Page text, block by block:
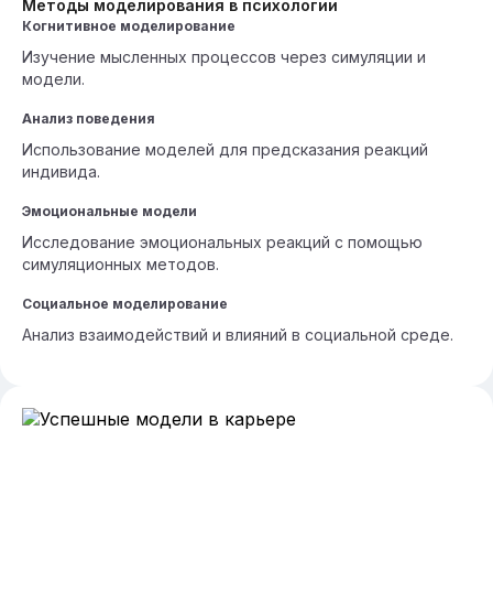
Методы моделирования в психологии
Когнитивное моделирование
Изучение мысленных процессов через симуляции и
модели.
Анализ поведения
Использование моделей для предсказания реакций
индивида.
Эмоциональные модели
Исследование эмоциональных реакций с помощью
симуляционных методов.
Социальное моделирование
Анализ взаимодействий и влияний в социальной среде.